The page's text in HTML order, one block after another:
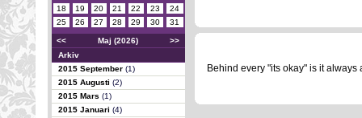
18
19 20 21 22 23
24
25
26 27 28 29 30 31
<< Maj (2026)
>>
Arkiv
2015 September (1)
2015 Augusti (2)
2015 Mars (1)
2015 Januari (4)
Behind every "its okay" is it always